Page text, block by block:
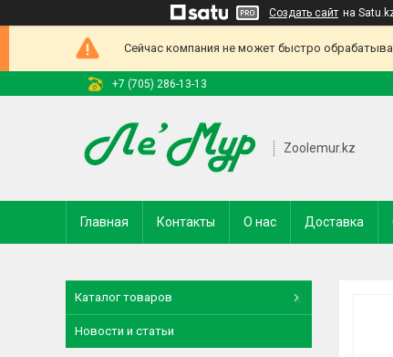
Создать сайт на
Сейчас компания не может быстро
+7 (705) 286-13-13
Zoolemur.kz
Главная Контакты О нас Доставка
Каталог товаров
Новости и статьи